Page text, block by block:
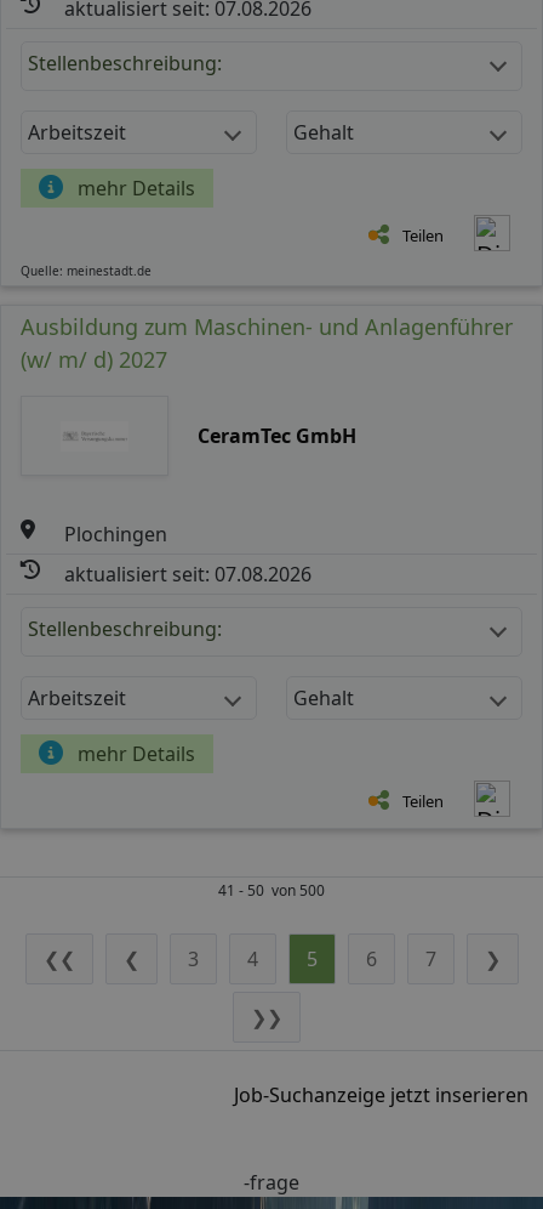
aktualisiert seit: 07.08.2026
Stellenbeschreibung:
Arbeitszeit Gehalt
mehr Details
Teilen
Quelle: meinestadt.de
Ausbildung zum Maschinen- und Anlagenführer
(w/ m/ d) 2027
CeramTec GmbH
Plochingen
aktualisiert seit: 07.08.2026
Stellenbeschreibung:
Arbeitszeit Gehalt
mehr Details
Teilen
41 - 50 von 500
❮❮ ❮ 3 4 5 6 7 ❯
❯❯
Job-Suchanzeige jetzt inserieren
-frage